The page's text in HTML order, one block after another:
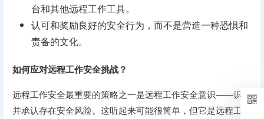
台和其他远程工作工具。
认可和奖励良好的安全行为，而不是营造一种恐惧和
责备的文化。
如何应对远程工作安全挑战？
远程工作安全最重要的策略之一是远程工作安全意识——识别
并承认存在安全风险。这听起来可能很简单，但它是远程工作